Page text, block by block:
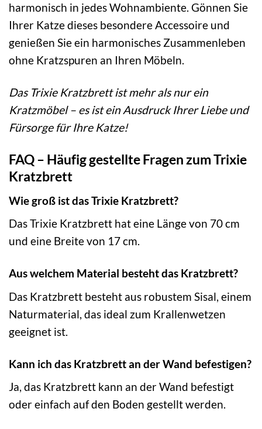
harmonisch in jedes Wohnambiente. Gönnen Sie
Ihrer Katze dieses besondere Accessoire und
genießen Sie ein harmonisches Zusammenleben
ohne Kratzspuren an Ihren Möbeln.
Das Trixie Kratzbrett ist mehr als nur ein
Kratzmöbel – es ist ein Ausdruck Ihrer Liebe und
Fürsorge für Ihre Katze!
FAQ – Häufig gestellte Fragen zum Trixie
Kratzbrett
Wie groß ist das Trixie Kratzbrett?
Das Trixie Kratzbrett hat eine Länge von 70 cm
und eine Breite von 17 cm.
Aus welchem Material besteht das Kratzbrett?
Das Kratzbrett besteht aus robustem Sisal, einem
Naturmaterial, das ideal zum Krallenwetzen
geeignet ist.
Kann ich das Kratzbrett an der Wand befestigen?
Ja, das Kratzbrett kann an der Wand befestigt
oder einfach auf den Boden gestellt werden.